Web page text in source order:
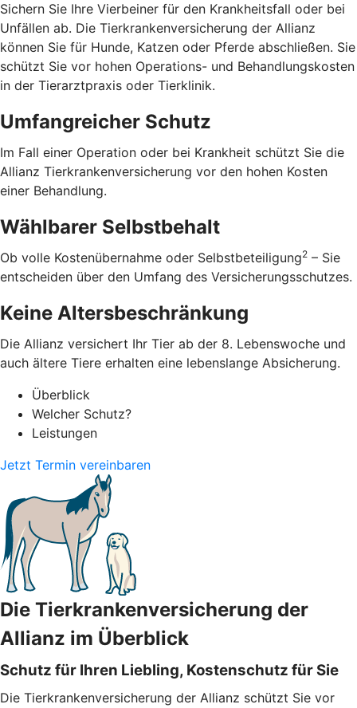
Sichern Sie Ihre Vierbeiner für den Krankheitsfall oder bei
Unfällen ab. Die Tierkrankenversicherung der Allianz
können Sie für Hunde, Katzen oder Pferde abschließen. Sie
schützt Sie vor hohen Operations- und Behandlungskosten
in der Tierarztpraxis oder Tierklinik.
Umfangreicher Schutz
Im Fall einer Operation oder bei Krankheit schützt Sie die
Allianz Tierkrankenversicherung vor den hohen Kosten
einer Behandlung.
Wählbarer Selbstbehalt
Ob volle Kostenübernahme oder Selbstbeteiligung2 – Sie
entscheiden über den Umfang des Versicherungsschutzes.
Keine Altersbeschränkung
Die Allianz versichert Ihr Tier ab der 8. Lebenswoche und
auch ältere Tiere erhalten eine lebenslange Absicherung.
Überblick
Welcher Schutz?
Leistungen
Jetzt Termin vereinbaren
Die Tierkrankenversicherung der
Allianz im Überblick
Schutz für Ihren Liebling, Kostenschutz für Sie
Die Tierkrankenversicherung der Allianz schützt Sie vor